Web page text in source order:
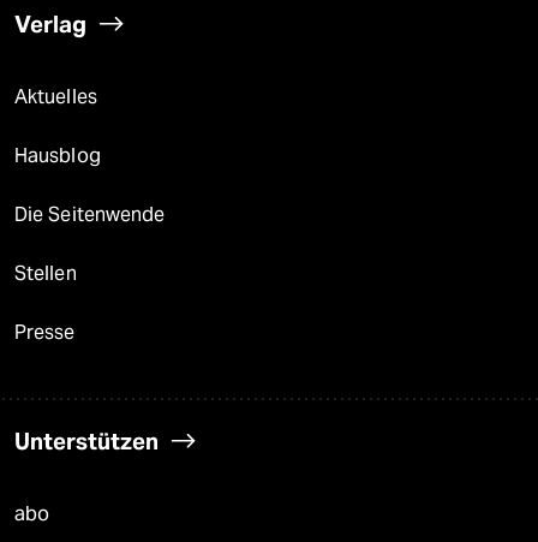
Verlag
Aktuelles
Hausblog
Die Seitenwende
Stellen
Presse
Unterstützen
abo